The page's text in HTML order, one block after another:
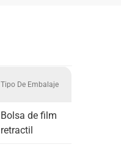
Tipo De Embalaje
Bolsa de film
retractil